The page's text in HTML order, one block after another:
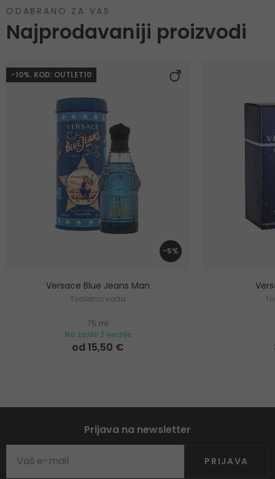
ODABRANO ZA VAS
Najprodavaniji proizvodi
-10%. KOD: OUTLET10
-5%
Versace Blue Jeans Man
Toaletna voda
75 ml
Na zalihi 2 verzije
od 15,50 €
Prijava na newsletter
PRIJAVA